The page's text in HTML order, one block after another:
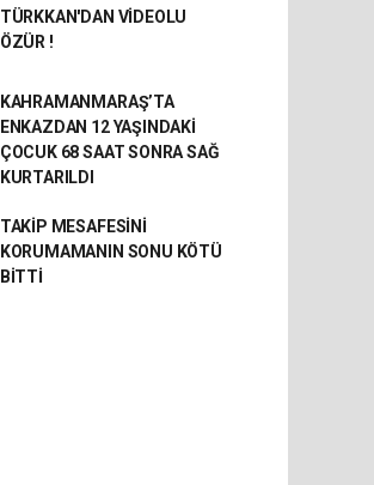
TÜRKKAN'DAN VİDEOLU
ÖZÜR !
KAHRAMANMARAŞ’TA
ENKAZDAN 12 YAŞINDAKİ
ÇOCUK 68 SAAT SONRA SAĞ
KURTARILDI
TAKİP MESAFESİNİ
KORUMAMANIN SONU KÖTÜ
BİTTİ